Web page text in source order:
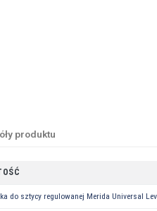
produktu
do sztycy regulowanej Merida Universal